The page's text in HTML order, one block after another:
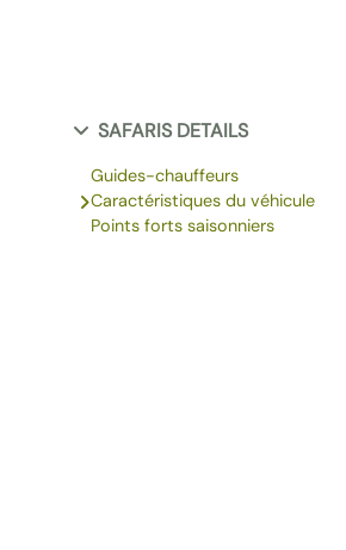
SAFARIS DETAILS
Guides-chauffeurs
Caractéristiques du véhicule
Points forts saisonniers